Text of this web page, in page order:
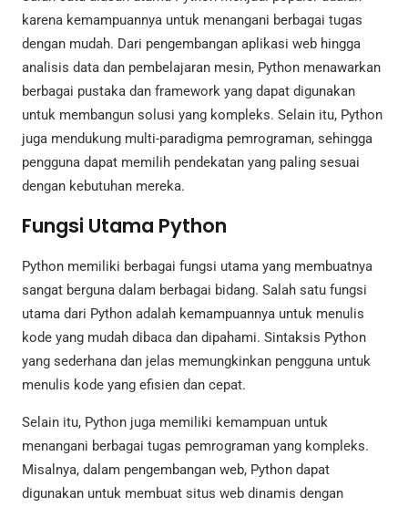
karena kemampuannya untuk menangani berbagai tugas
dengan mudah. Dari pengembangan aplikasi web hingga
analisis data dan pembelajaran mesin, Python menawarkan
berbagai pustaka dan framework yang dapat digunakan
untuk membangun solusi yang kompleks. Selain itu, Python
juga mendukung multi-paradigma pemrograman, sehingga
pengguna dapat memilih pendekatan yang paling sesuai
dengan kebutuhan mereka.
Fungsi Utama Python
Python memiliki berbagai fungsi utama yang membuatnya
sangat berguna dalam berbagai bidang. Salah satu fungsi
utama dari Python adalah kemampuannya untuk menulis
kode yang mudah dibaca dan dipahami. Sintaksis Python
yang sederhana dan jelas memungkinkan pengguna untuk
menulis kode yang efisien dan cepat.
Selain itu, Python juga memiliki kemampuan untuk
menangani berbagai tugas pemrograman yang kompleks.
Misalnya, dalam pengembangan web, Python dapat
digunakan untuk membuat situs web dinamis dengan